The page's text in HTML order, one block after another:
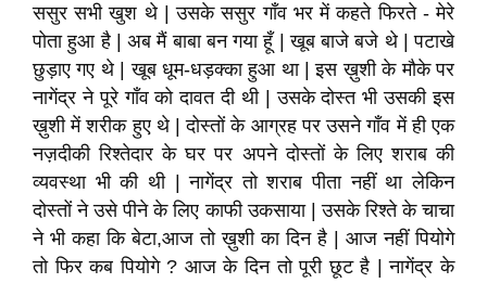
ससुर सभी खुश थे | उसके ससुर गाँव भर में कहते फिरते - मेरे
पोता हुआ है | अब मैं बाबा बन गया हूँ | खूब बाजे बजे थे | पटाखे
छुड़ाए गए थे | खूब धूम-धड़क्का हुआ था | इस ख़ुशी के मौके पर
नागेंद्र ने पूरे गाँव को दावत दी थी | उसके दोस्त भी उसकी इस
ख़ुशी में शरीक हुए थे | दोस्तों के आग्रह पर उसने गाँव में ही एक
नज़दीकी रिश्तेदार के घर पर अपने दोस्तों के लिए शराब की
व्यवस्था भी की थी | नागेंद्र तो शराब पीता नहीं था लेकिन
दोस्तों ने उसे पीने के लिए काफी उकसाया | उसके रिश्ते के चाचा
ने भी कहा कि बेटा,आज तो ख़ुशी का दिन है | आज नहीं पियोगे
तो फिर कब पियोगे ? आज के दिन तो पूरी छूट है | नागेंद्र के